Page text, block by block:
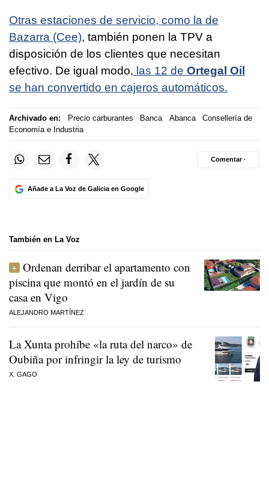
Otras estaciones de servicio, como la de
Bazarra (Cee), también ponen la TPV a
disposición de los clientes que necesitan
efectivo. De igual modo, las 12 de Ortegal Oil
se han convertido en cajeros automáticos.
Archivado en: Precio carburantes Banca Abanca
Consellería de
Economía e Industria
Añade a La Voz de Galicia en Google
Comentar ·
También en La Voz
Ordenan derribar el apartamento con
piscina que montó en el jardín de su
casa en Vigo
ALEJANDRO MARTÍNEZ
La Xunta prohíbe «la ruta del narco» de
Oubiña por infringir la ley de turismo
X. GAGO